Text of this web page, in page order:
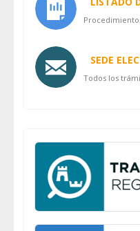
SEDE
Todos los